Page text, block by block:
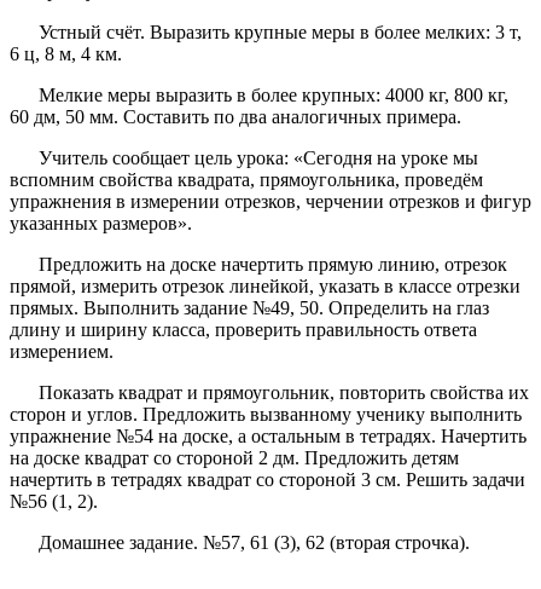
Устный счёт. Выразить крупные меры в более мелких: 3 т,
6 ц, 8 м, 4 км.
Мелкие меры выразить в более крупных: 4000 кг, 800 кг,
60 дм, 50 мм. Составить по два аналогичных примера.
Учитель сообщает цель урока: «Сегодня на уроке мы
вспомним свойства квадрата, прямоугольника, проведём
упражнения в измерении отрезков, черчении отрезков и фигур
указанных размеров».
Предложить на доске начертить прямую линию, отрезок
прямой, измерить отрезок линейкой, указать в классе отрезки
прямых. Выполнить задание №49, 50. Определить на глаз
длину и ширину класса, проверить правильность ответа
измерением.
Показать квадрат и прямоугольник, повторить свойства их
сторон и углов. Предложить вызванному ученику выполнить
упражнение №54 на доске, а остальным в тетрадях. Начертить
на доске квадрат со стороной 2 дм. Предложить детям
начертить в тетрадях квадрат со стороной 3 см. Решить задачи
№56 (1, 2).
Домашнее задание. №57, 61 (3), 62 (вторая строчка).